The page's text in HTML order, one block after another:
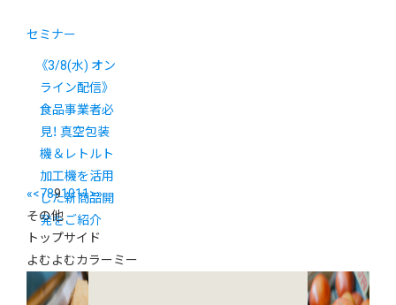
セミナー
《3/8(水) オン
ライン配信》
食品事業者必
見！ 真空包装
機＆レトルト
加工機を活用
した新商品開
発をご紹介
«<7891011>»
その他
トップサイド
よむよむカラーミー